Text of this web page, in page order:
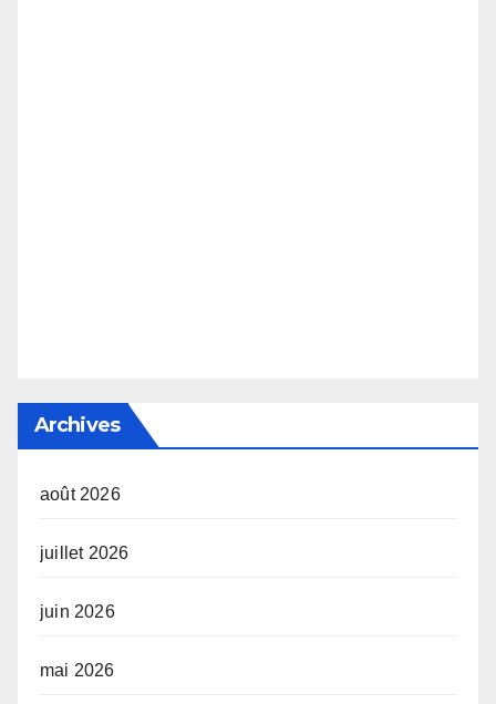
Archives
août 2026
juillet 2026
juin 2026
mai 2026